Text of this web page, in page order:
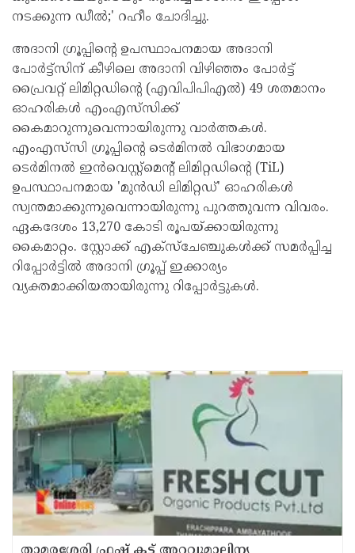
നടക്കുന്ന ഡീൽ;' റഹീം ചോദിച്ചു.
അദാനി ഗ്രൂപ്പിന്റെ ഉപസ്ഥാപനമായ അദാനി
പോർട്ട്‌സിന് കീഴിലെ അദാനി വിഴിഞ്ഞം പോർട്ട്
പ്രൈവറ്റ് ലിമിറ്റഡിന്റെ (എവിപിപിഎൽ) 49 ശതമാനം
ഓഹരികൾ എംഎസ്‌സിക്ക്
കൈമാറുന്നുവെന്നായിരുന്നു വാർത്തകൾ.
എംഎസ്‌സി ഗ്രൂപ്പിന്റെ ടെർമിനൽ വിഭാഗമായ
ടെർമിനൽ ഇൻവെസ്റ്റ്‌മെന്റ് ലിമിറ്റഡിന്റെ (TiL)
ഉപസ്ഥാപനമായ 'മുൻഡി ലിമിറ്റഡ്' ഓഹരികൾ
സ്വന്തമാക്കുന്നുവെന്നായിരുന്നു പുറത്തുവന്ന വിവരം.
ഏകദേശം 13,270 കോടി രൂപയ്ക്കായിരുന്നു
കൈമാറ്റം. സ്റ്റോക്ക് എക്‌സ്‌ചേഞ്ചുകൾക്ക് സമർപ്പിച്ച
റിപ്പോർട്ടിൽ അദാനി ഗ്രൂപ്പ് ഇക്കാര്യം
വ്യക്തമാക്കിയതായിരുന്നു റിപ്പോർട്ടുകൾ.